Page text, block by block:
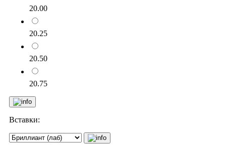
20.00
20.25
20.50
20.75
Вставки: